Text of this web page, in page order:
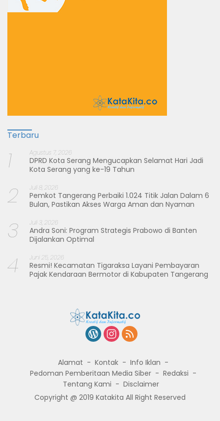
Terbaru
1 Agustus 7, 2026
DPRD Kota Serang Mengucapkan Selamat Hari Jadi
Kota Serang yang ke-19 Tahun
2 Juli 8, 2026
Pemkot Tangerang Perbaiki 1.024 Titik Jalan Dalam 6
Bulan, Pastikan Akses Warga Aman dan Nyaman
3 Juli 3, 2026
Andra Soni: Program Strategis Prabowo di Banten
Dijalankan Optimal
4 Juni 25, 2026
Resmi! Kecamatan Tigaraksa Layani Pembayaran
Pajak Kendaraan Bermotor di Kabupaten Tangerang
Alamat Kontak
Info Iklan
Pedoman Pemberitaan Media Siber
Redaksi
Tentang Kami
Disclaimer
Copyright @ 2019 Katakita All Right Reserved